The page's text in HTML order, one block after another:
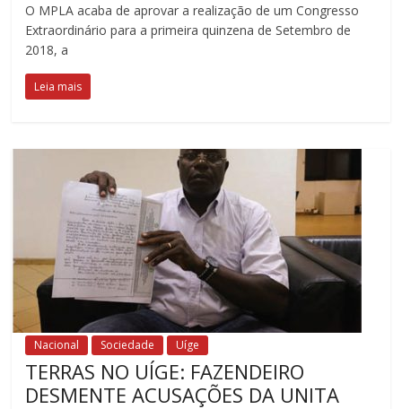
O MPLA acaba de aprovar a realização de um Congresso
Extraordinário para a primeira quinzena de Setembro de
2018, a
Leia mais
Nacional Sociedade Uíge
TERRAS NO UÍGE: FAZENDEIRO
DESMENTE ACUSAÇÕES DA UNITA